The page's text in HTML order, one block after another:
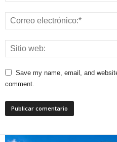
Save my name, email, and
comment.